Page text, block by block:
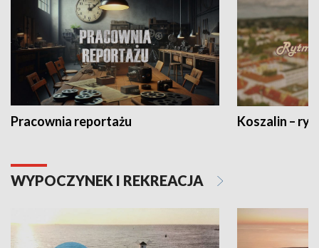
Pracownia reportażu Koszalin –
WYPOCZYNEK I REKREACJA